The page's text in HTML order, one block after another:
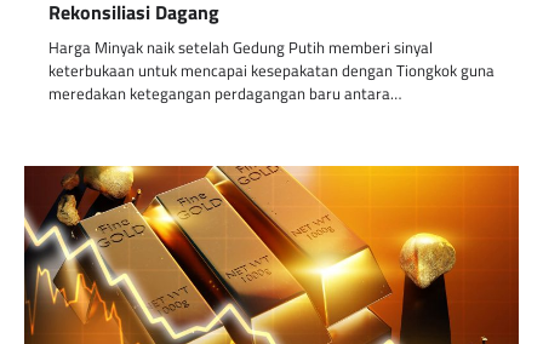
Rekonsiliasi Dagang
Harga Minyak naik setelah Gedung Putih memberi sinyal
keterbukaan untuk mencapai kesepakatan dengan Tiongkok guna
meredakan ketegangan perdagangan baru antara…